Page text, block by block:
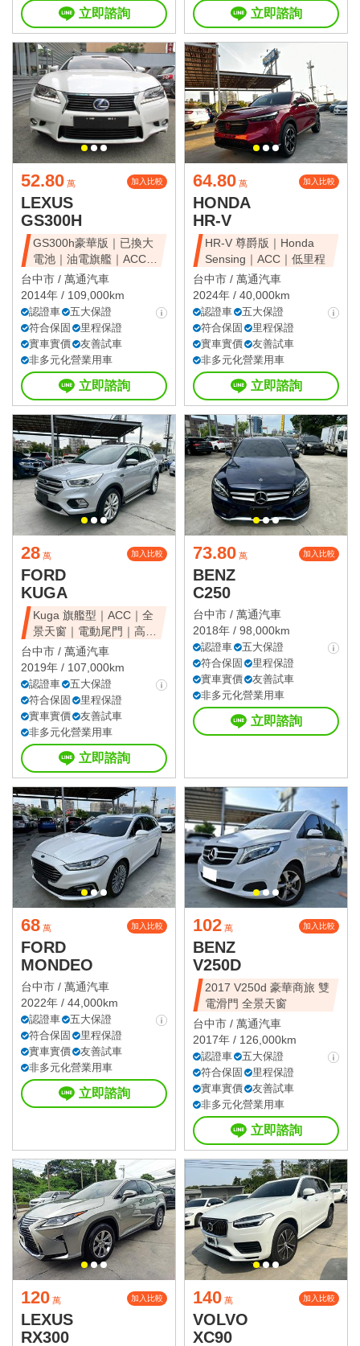
立即諮詢 立即諮詢
52.80 萬 加入比較
LEXUS
GS300H
GS300h豪華版｜已換大
電池｜油電旗艦｜ACC｜
天窗豪華房
台中市 / 萬通汽車
2014年 / 109,000km
認證車
五大保證
符合保固
里程保證
實車實價
友善試車
非多元化營業用車
立即諮詢
64.80 萬 加入比較
HONDA
HR-V
HR-V 尊爵版｜Honda
Sensing｜ACC｜低里程
台中市 / 萬通汽車
2024年 / 40,000km
認證車
五大保證
符合保固
里程保證
實車實價
友善試車
非多元化營業用車
立即諮詢
28 萬 加入比較
FORD
KUGA
Kuga 旗艦型｜ACC｜全
景天窗｜電動尾門｜高CP
值休旅
台中市 / 萬通汽車
2019年 / 107,000km
認證車
五大保證
符合保固
里程保證
實車實價
友善試車
非多元化營業用車
立即諮詢
73.80 萬 加入比較
BENZ
C250
台中市 / 萬通汽車
2018年 / 98,000km
認證車
五大保證
符合保固
里程保證
實車實價
友善試車
非多元化營業用車
立即諮詢
68 萬 加入比較
FORD
MONDEO
台中市 / 萬通汽車
2022年 / 44,000km
認證車
五大保證
符合保固
里程保證
實車實價
友善試車
非多元化營業用車
立即諮詢
102 萬 加入比較
BENZ
V250D
2017 V250d 豪華商旅 雙
電滑門 全景天窗
台中市 / 萬通汽車
2017年 / 126,000km
認證車
五大保證
符合保固
里程保證
實車實價
友善試車
非多元化營業用車
立即諮詢
120 萬 加入比較
LEXUS
RX300
140 萬 加入比較
VOLVO
XC90